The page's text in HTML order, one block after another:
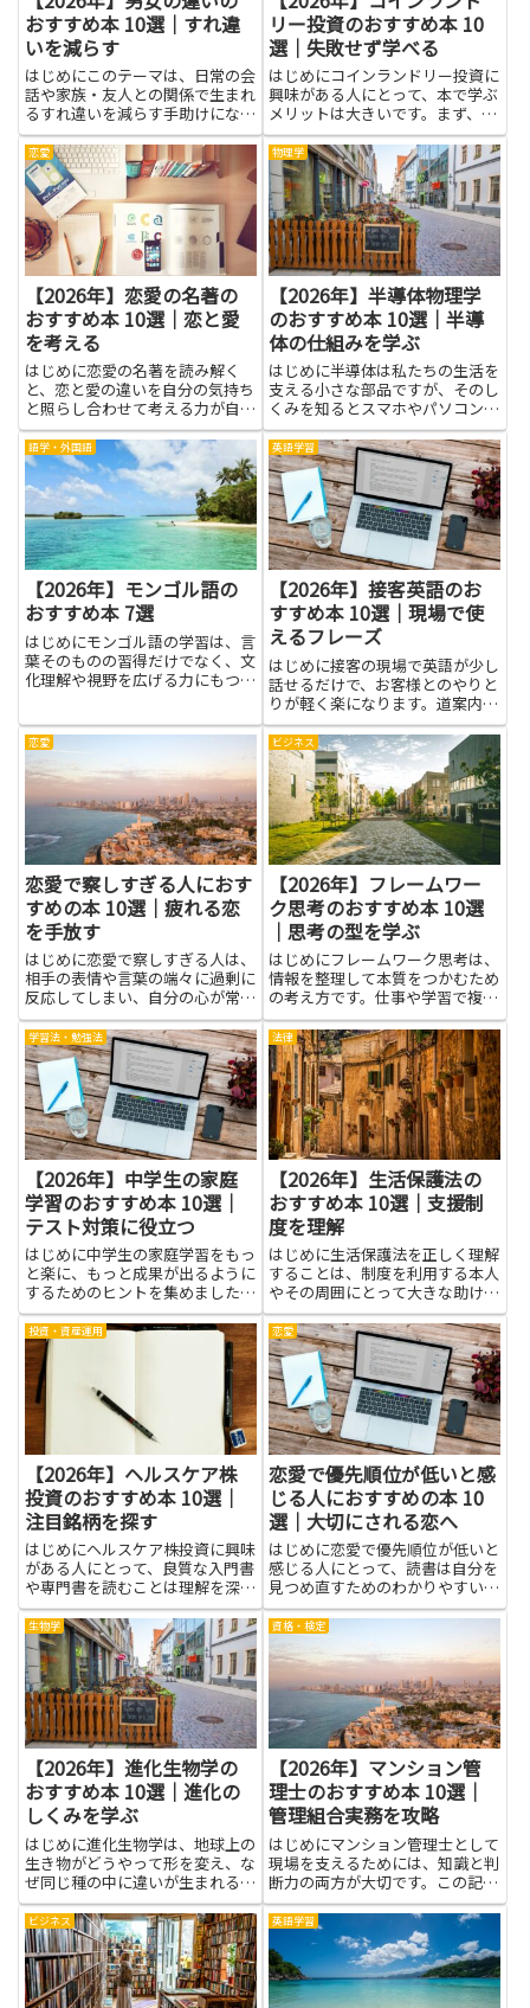
おすすめ本 10選｜すれ違
いを減らす
はじめにこのテーマは、日常の会
話や家族・友人との関係で生まれ
るすれ違いを減らす手助けになり
ます。男女の違いについて学ぶ
と、相手の気持ちを想像する力が
高まり、伝え方を工夫するヒント
が増えます。知識を増やすと、急
いで結論を出さずに相手の話をよ
く...
リー投資のおすすめ本 10
選｜失敗せず学べる
はじめにコインランドリー投資に
興味がある人にとって、本で学ぶ
メリットは大きいです。まず、ビ
ジネスの基本構造や収支の考え方
を把握することで、資金計画や利
益見込みがイメージしやすくなり
ます。設備やメンテナンス、集客
の実例を知れば、現場での判断
や...
恋愛
【2026年】恋愛の名著の
おすすめ本 10選｜恋と愛
を考える
はじめに恋愛の名著を読み解く
と、恋と愛の違いを自分の気持ち
と照らし合わせて考える力が自然
と育ちます。登場人物の思いが揺
れる場面を追うと、相手の立場を
想像する訓練になり、言葉にでき
なかった感情を伝えるヒントをつ
かめます。さまざまな物語が示す
対...
物理学
【2026年】半導体物理学
のおすすめ本 10選｜半導
体の仕組みを学ぶ
はじめに半導体は私たちの生活を
支える小さな部品ですが、そのし
くみを知るとスマホやパソコン、
家電がどう動くかが見えてきま
す。この記事では半導体物理学の
本を通じて、基礎の考え方から実
際の仕組みまでやさしく学べま
す。読みやすい本を選ぶと、専門
の知...
語学・外国語
【2026年】モンゴル語の
おすすめ本 7選
はじめにモンゴル語の学習は、言
葉そのものの習得だけでなく、文
化理解や視野を広げる力にもつな
を紹介します。テキストで文法を
整理したり、会話例で発音や表現
を確認したり、読解で語彙を増
や...
英語学習
【2026年】接客英語のお
すすめ本 10選｜現場で使
えるフレーズ
はじめに接客の現場で英語が少し
話せるだけで、お客様とのやりと
りが軽く楽になります。道案内や
メニューの説明、質問への答えが
スムーズになり、待ち時間の不安
も和らぎます。この記事は、現場
で使えるフレーズを身につける手
助けになる本を紹介します。実
用...
恋愛
恋愛で察しすぎる人におす
すめの本 10選｜疲れる恋
を手放す
はじめに恋愛で察しすぎる人は、
相手の表情や言葉の端々に過剰に
反応してしまい、自分の心が常に
揺れやすくなります。そんなとき
に本を手に取ると、なぜそう感じ
るのかを理解するヒントや、感情
の扱い方、相手との距離の取り方
が学べます。本は具体的な事例
や...
ビジネス
【2026年】フレームワー
ク思考のおすすめ本 10選
｜思考の型を学ぶ
はじめにフレームワーク思考は、
情報を整理して本質をつかむため
の考え方です。仕事や学習で複雑
な問題に直面したとき、要素を分
解して順序立てて考えられるよう
になります。本を通じて基礎的な
枠組みを学べば、原因と結果を見
分けやすくなり、議論や提案の
説...
学習法・勉強法
【2026年】中学生の家庭
学習のおすすめ本 10選｜
テスト対策に役立つ
はじめに中学生の家庭学習をもっ
と楽に、もっと成果が出るように
するためのヒントを集めました。
家庭での学習習慣を整えると、授
業の内容を思い出しやすくなり、
テスト対策にも役立ちます。読み
やすい本を選ぶと、文字の量や難
しさに悩まず、読む力と考える
力...
法律
【2026年】生活保護法の
おすすめ本 10選｜支援制
度を理解
はじめに生活保護法を正しく理解
することは、制度を利用する本人
やその周囲にとって大きな助けに
なります。受給要件や申請手続
き、支給の仕組み、相談窓口の役
割などの基礎知識があれば、必要
な支援につなげやすくなり、不安
や誤解を和らげることができま
す。...
投資・資産運用
【2026年】ヘルスケア株
投資のおすすめ本 10選｜
注目銘柄を探す
はじめにヘルスケア株投資に興味
がある人にとって、良質な入門書
や専門書を読むことは理解を深め
る近道です。書籍は医療制度や製
薬・バイオの技術動向、臨床試験
や承認プロセスといった業界特有
の仕組み、規制の影響、企業のビ
ジネスモデルや財務の基礎を体
系...
恋愛
恋愛で優先順位が低いと感
じる人におすすめの本 10
選｜大切にされる恋へ
はじめに恋愛で優先順位が低いと
感じる人にとって、読書は自分を
見つめ直すためのわかりやすい道
具になります。言葉で説明された
考え方や実例に触れることで、自
分がなぜ後回しにされてしまうの
か、その背景にある思い癖やパタ
ーンが見えてきます。自尊心の
生物学
【2026年】進化生物学の
おすすめ本 10選｜進化の
しくみを学ぶ
はじめに進化生物学は、地球上の
生き物がどうやって形を変え、な
ぜ同じ種の中に違いが生まれるの
かを教えてくれる学問です。長い
時間の流れの中で起きた変化を追
うと、自然のしくみがつながって
見えてきます。この記事で紹介す
る本は、難しい言葉を追いかけ
ず...
資格・検定
【2026年】マンション管
理士のおすすめ本 10選｜
管理組合実務を攻略
はじめにマンション管理士として
現場を支えるためには、知識と判
断力の両方が大切です。この記事
では、役立つ本の力を知ることで
日々の管理組合運営が少しずつラ
クになり、住民との関係も安定し
てくる点を紹介します。読み物と
して楽しみつつ、実務に使える
ポ...
ビジネス 英語学習